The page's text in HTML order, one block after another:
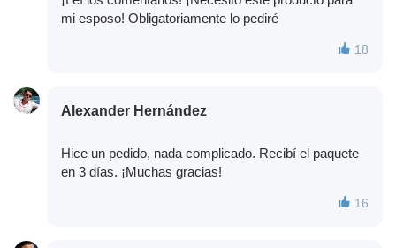
mi esposo! Obligatoriamente lo pediré
18
Alexander Hernández
Hice un pedido, nada complicado. Recibí el paquete
en 3 días. ¡Muchas gracias!
16